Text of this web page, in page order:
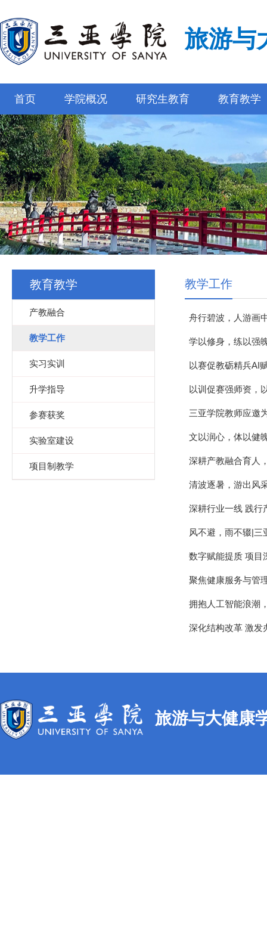
旅游与
首页 学院概况 研究生教育 教育教学
教育教学
产教融合
教学工作
实习实训
升学指导
参赛获奖
实验室建设
项目制教学
教学工作
舟行碧波，人游画
学以修身，练以强
以赛促教砺精兵AI
以训促赛强师资，
三亚学院教师应邀
文以润心，体以健
深耕产教融合育人
清波逐暑，游出风
深耕行业一线 践
风不避，雨不辍|三
数字赋能提质 项
聚焦健康服务与管
拥抱人工智能浪潮
深化结构改革 激
旅游与大健康